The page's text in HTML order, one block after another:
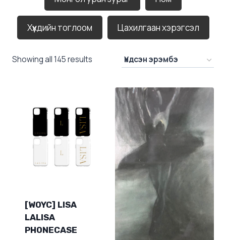
Хүүхдийн тоглоом Цахилгаан хэрэгсэл
Showing all 145 results
[WOYC] LISA
LALISA
PHONECASE